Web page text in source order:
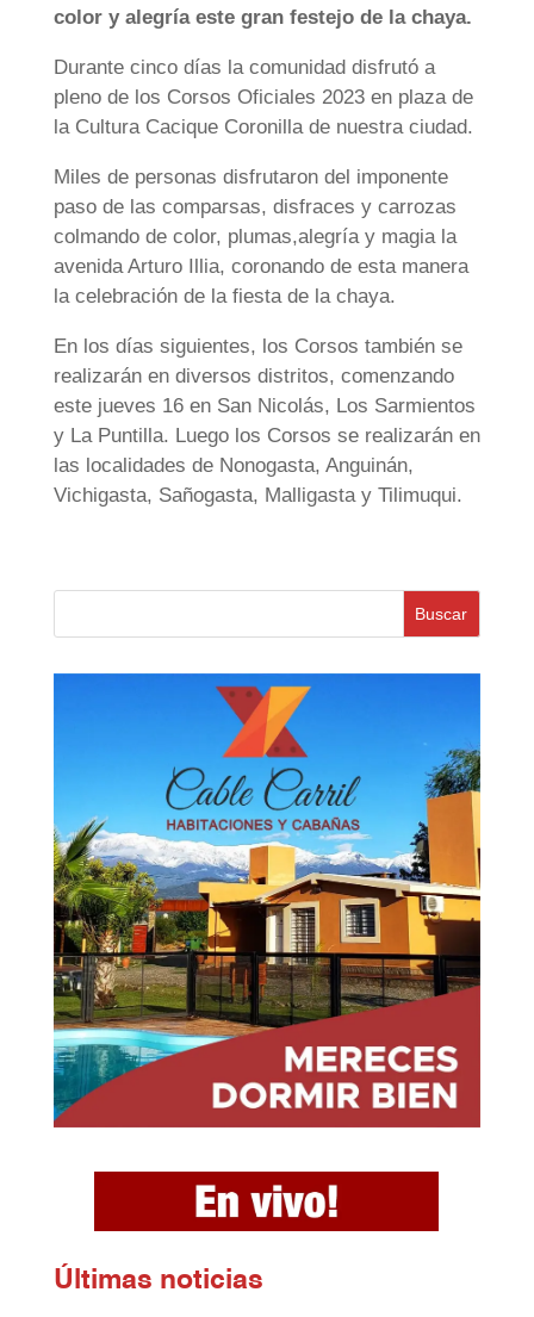
color y alegría este gran festejo de la chaya.
Durante cinco días la comunidad disfrutó a
pleno de los Corsos Oficiales 2023 en plaza de
la Cultura Cacique Coronilla de nuestra ciudad.
Miles de personas disfrutaron del imponente
paso de las comparsas, disfraces y carrozas
colmando de color, plumas,alegría y magia la
avenida Arturo Illia, coronando de esta manera
la celebración de la fiesta de la chaya.
En los días siguientes, los Corsos también se
realizarán en diversos distritos, comenzando
este jueves 16 en San Nicolás, Los Sarmientos
y La Puntilla. Luego los Corsos se realizarán en
las localidades de Nonogasta, Anguinán,
Vichigasta, Sañogasta, Malligasta y Tilimuqui.
Buscar
Ú ltimas noticias